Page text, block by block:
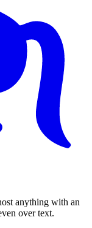
anything with an
over text.